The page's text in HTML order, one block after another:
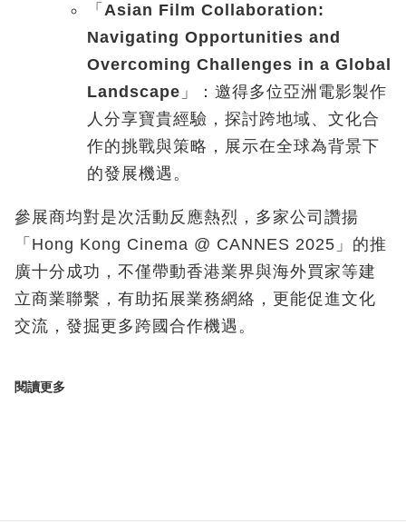
「 Asian Film Collaboration:
Navigating Opportunities and
Overcoming Challenges in a Global
Landscape 」：邀得多位亞洲電影製作
人分享寶貴經驗，探討跨地域、文化合
作的挑戰與策略，展示在全球為背景下
的發展機遇。
參展商均對是次活動反應熱烈，多家公司讚揚
「Hong Kong Cinema @ CANNES 2025」的推
廣十分成功，不僅帶動香港業界與海外買家等建
立商業聯繫，有助拓展業務網絡，更能促進文化
交流，發掘更多跨國合作機遇。
閱讀更多